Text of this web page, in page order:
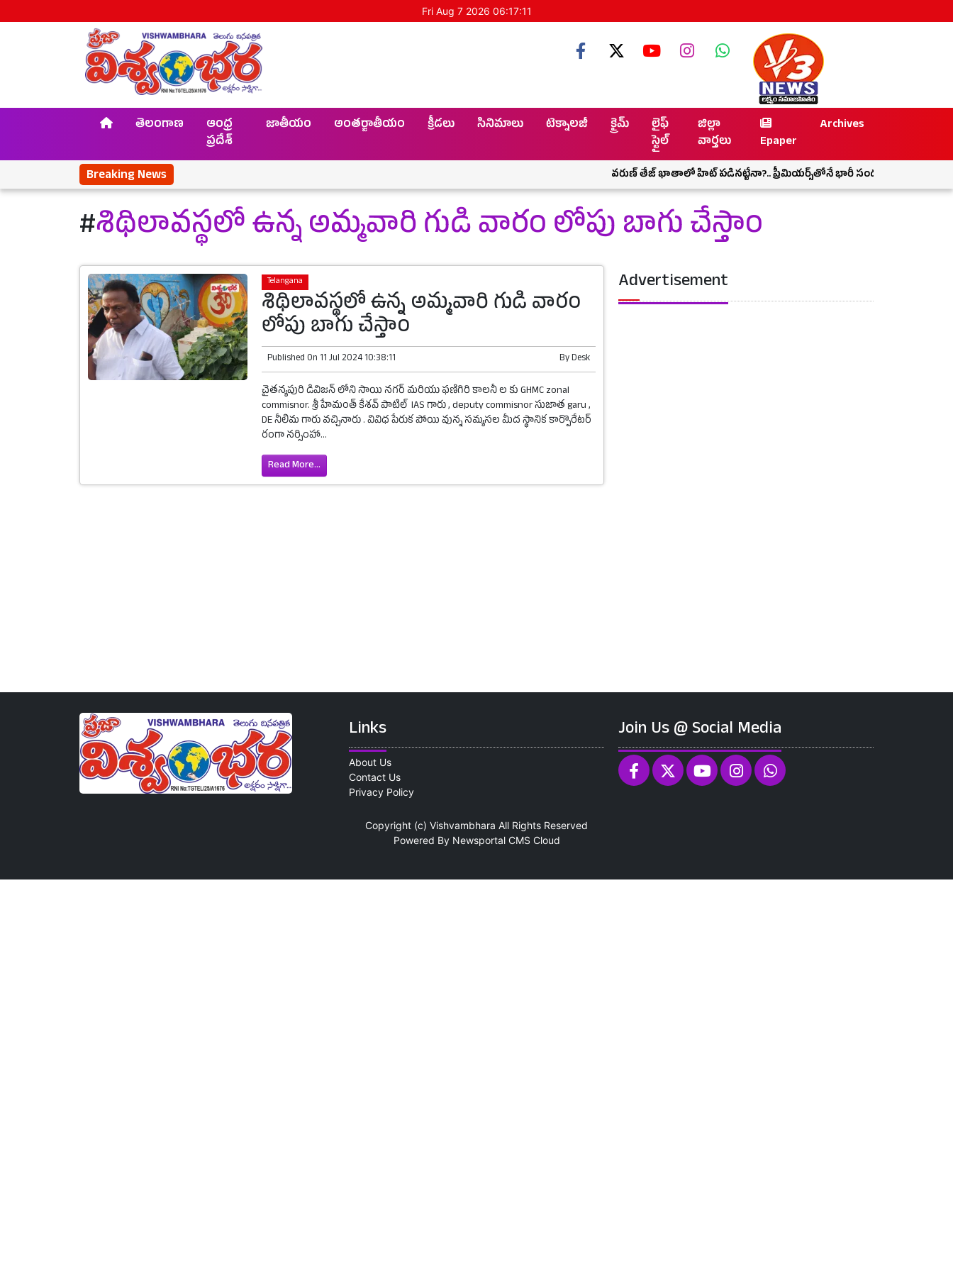
Fri Aug 7 2026 06:17:11
తెలంగాణ
ఆంధ్ర
ప్రదేశ్
జాతీయం అంతర్జాతీయం క్రీడలు సినిమాలు టెక్నాలజీ క్రైమ్
లైఫ్
స్టైల్
జిల్లా
వార్తలు
Epaper
Archives
Breaking News వరుణ్ తేజ్ ఖాతాలో హిట్ పడినట్టేనా?.. ప్రీమియర్స్‌తోనే భారీ సందడి
#శిథిలావస్థలో ఉన్న అమ్మవారి గుడి వారం లోపు బాగు చేస్తాం
Telangana
శిథిలావస్థలో ఉన్న అమ్మవారి గుడి వారం
లోపు బాగు చేస్తాం
Published On 11 Jul 2024 10:38:11 ByDesk
చైతన్యపురి డివిజన్ లోని సాయి నగర్ మరియు ఫణిగిరి కాలనీ ల కు GHMC zonal
commisnor. శ్రీ హేమంత్ కేశవ్ పాటిల్ IAS గారు , deputy commisnor సుజాత garu ,
DE నీలిమ గారు వచ్చినారు . వివిధ పేరుక పోయి వున్న సమ్యసల మీద స్థానిక కార్పొరేటర్
రంగా నర్సింహా...
Read More...
Advertisement
Links
About Us
Contact Us
Privacy Policy
Join Us @ Social Media
Copyright (c) Vishvambhara All Rights Reserved
Powered By Newsportal CMS Cloud